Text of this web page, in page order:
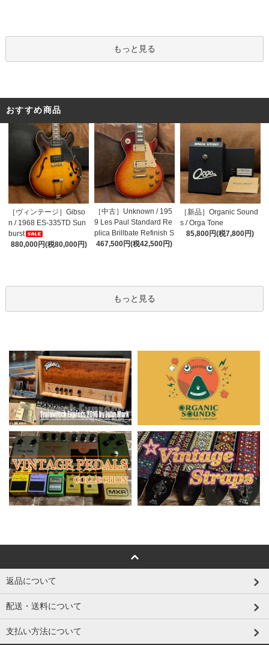
もっと見る
おすすめ商品
［ヴィンテージ］Gibso
n / 1968 ES-335TD Sun
burst
880,000円(税80,000円)
［中古］Unknown / 195
9 Les Paul Standard Re
plica Brillbate Refinish S
unburst Top
467,500円(税42,500円)
［新品］Organic Sound
s / Orga Tone
85,800円(税7,800円)
もっと見る
返品について
配送・送料について
支払い方法について